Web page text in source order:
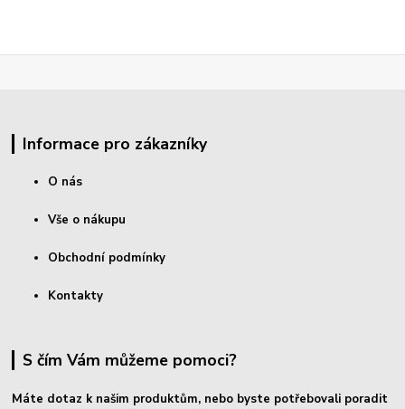
Informace pro zákazníky
O nás
Vše o nákupu
Obchodní podmínky
Kontakty
S čím Vám můžeme pomoci?
Máte dotaz k našim produktům, nebo byste potřebovali poradit